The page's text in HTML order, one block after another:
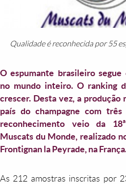
Qualidade é reconhecida por 55
O espumante brasileiro segue
no mundo inteiro. O ranking
crescer. Desta vez, a produção
país do champagne com
reconhecimento veio da
Muscats du Monde, realizado
Frontignan la Peyrade, na
As 212 amostras inscritas por